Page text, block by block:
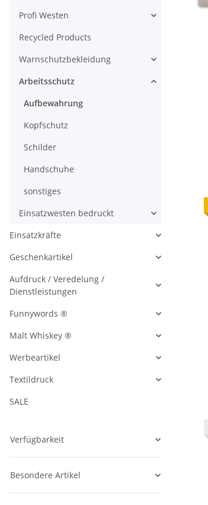
Profi Westen
Recycled Products
Warnschutzbekleidung
Arbeitsschutz
Aufbewahrung
Kopfschutz
Schilder
Handschuhe
sonstiges
Einsatzwesten bedruckt
Einsatzkräfte
Geschenkartikel
Aufdruck / Veredelung /
Dienstleistungen
Funnywords ®
Malt Whiskey ®
Werbeartikel
Textildruck
SALE
Verfügbarkeit
Besondere Artikel